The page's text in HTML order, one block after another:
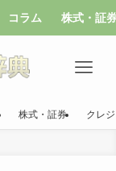
コラム 株式・証
株式・証券 クレ